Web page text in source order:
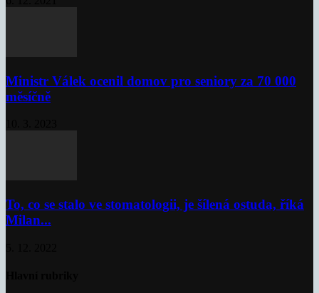
Ministr Válek ocenil domov pro seniory za 70 000
měsíčně
To, co se stalo ve stomatologii, je šílená ostuda, říká
Milan...